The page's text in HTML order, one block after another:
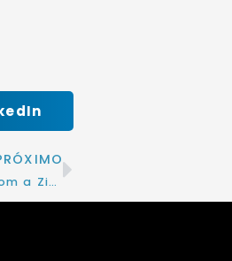
Motoboy entrega Personalizadas com a ZintlExpress